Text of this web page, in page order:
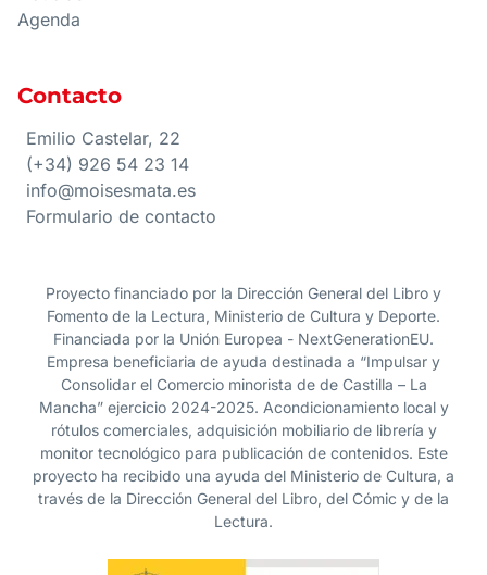
Agenda
Contacto
Emilio Castelar, 22
(+34) 926 54 23 14
info@moisesmata.es
Formulario de contacto
Proyecto financiado por la Dirección General del Libro y
Fomento de la Lectura, Ministerio de Cultura y Deporte.
Financiada por la Unión Europea - NextGenerationEU.
Empresa beneficiaria de ayuda destinada a “Impulsar y
Consolidar el Comercio minorista de de Castilla – La
Mancha” ejercicio 2024-2025. Acondicionamiento local y
rótulos comerciales, adquisición mobiliario de librería y
monitor tecnológico para publicación de contenidos. Este
proyecto ha recibido una ayuda del Ministerio de Cultura, a
través de la Dirección General del Libro, del Cómic y de la
Lectura.